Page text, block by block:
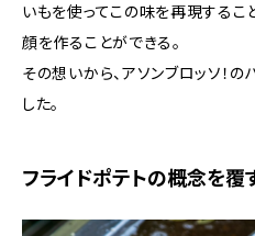
いもを使ってこの味を再現するこ
顔を作ることができる。
その想いから、アソンブロッソ！
した。
フライドポテトの概念を覆す